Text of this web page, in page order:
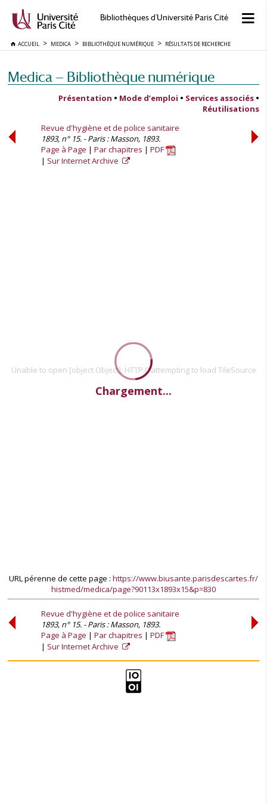
Bibliothèques d'Université Paris Cité
ACCUEIL MEDICA BIBLIOTHÈQUE NUMÉRIQUE RÉSULTATS DE RECHERCHE
Medica — Bibliothèque numérique
Présentation • Mode d’emploi • Services associés •
Réutilisations
Revue d'hygiène et de police sanitaire
1893, n° 15. - Paris : Masson, 1893.
Page à Page
Par chapitres
PDF
Sur Internet Archive
Unable to open [object Object]: HTTP 0 attempting to load TileSource
Chargement...
URL pérenne de cette page : https://www.biusante.parisdescartes.fr/
histmed/medica/page?90113x1893x15&p=830
Revue d'hygiène et de police sanitaire
1893, n° 15. - Paris : Masson, 1893.
Page à Page
Par chapitres
PDF
Sur Internet Archive